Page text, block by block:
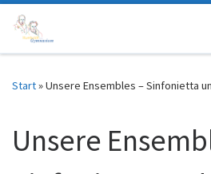
Zum Inhalt springen
Start»Unsere Ensembles – Sinfonietta
Unsere